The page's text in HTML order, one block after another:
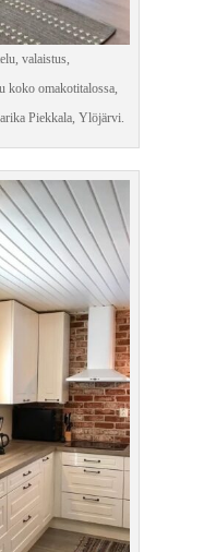
valaistus,
koko omakotitalossa,
Piekkala, Ylöjärvi.